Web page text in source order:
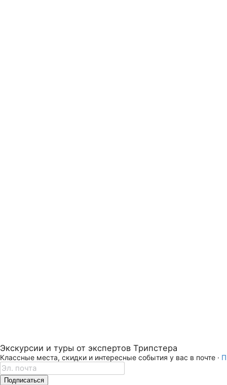
Экскурсии и туры от экспертов Трипстера
Классные места, скидки и интересные события у вас в почте ·
Подписаться